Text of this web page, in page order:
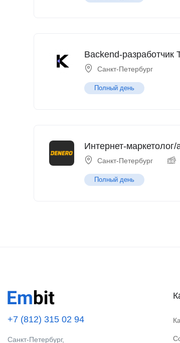
Backend-разработчик
Санкт-Петербург
Полный день
Интернет-
Санкт-Петербург
Полный день
+7 (812) 315 02 94
Санкт-Петербург,